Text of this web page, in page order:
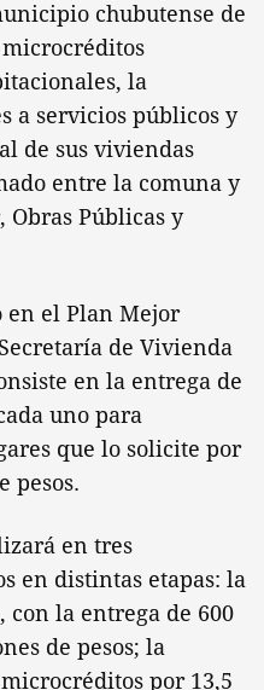
chubutense de
la
a servicios públicos y
de sus viviendas
entre la comuna y
Públicas y
en el Plan Mejor
de Vivienda
en la entrega de
uno para
que lo solicite por
pesos.
en tres
en distintas etapas: la
con la entrega de 600
de pesos; la
por 13,5